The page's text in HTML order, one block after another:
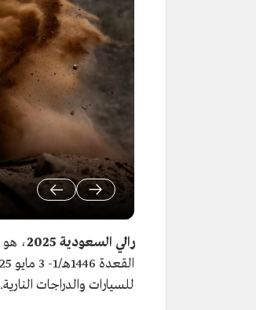
رالي السعودية 2025
للسيارات والدراجات النارية.